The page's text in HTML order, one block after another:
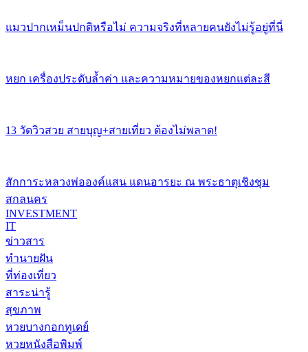
แมวปากเหม็นปกติหรือไม่ ความจริงที่หลายคนยังไม่รู้อยู่ที่นี่
หยก เครื่องประดับล้ำค่า และความหมายของหยกแต่ละสี
13 วัดวิวสวย สายบุญ+สายเที่ยว ต้องไม่พลาด!
สักการะหลวงพ่อองค์แสน แดนอารยะ ณ พระธาตุเชิงชุม
สกลนคร
INVESTMENT
IT
ข่าวสาร
ทำนายฝัน
ที่ท่องเที่ยว
สาระน่ารู้
สุขภาพ
หวยบางกอกทูเดย์
หวยหนังสือพิมพ์